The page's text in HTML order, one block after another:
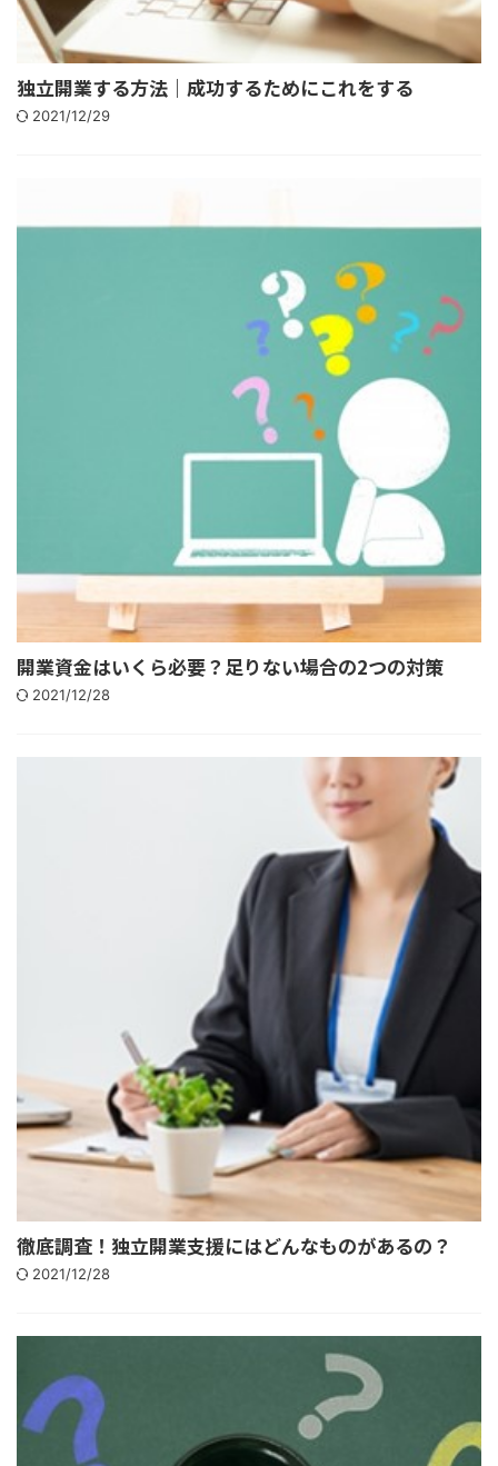
独立開業する方法｜成功するためにこれをする
2021/12/29
開業資金はいくら必要？足りない場合の2つの対策
2021/12/28
徹底調査！独立開業支援にはどんなものがあるの？
2021/12/28